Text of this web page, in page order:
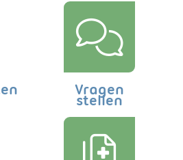
Vragen
stellen